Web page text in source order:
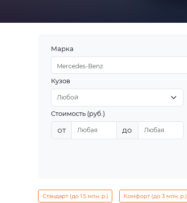
Марка
Mercedes-Benz
Кузов
Стоимость (руб.)
от до
Стандарт (до 1.5 млн. р.) Комфорт (до 3 млн. р.)